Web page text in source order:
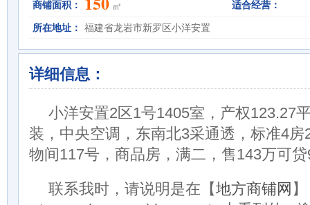
商铺面积： ㎡ 适合经营：
所在地址： 福建省龙岩市新罗区小洋安置
详细信息：
小洋安置2区1号1405室，产权123.27
装，中央空调，东南北3采通透，标准4
物间117号，商品房，满二，售143万可
联系我时，请说明是在【地方商铺网 】